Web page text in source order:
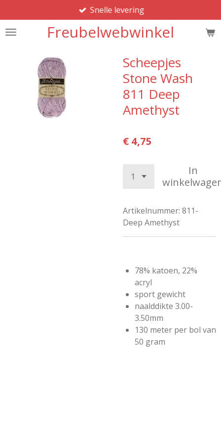
direct
naar
hoofdinhoud
Freubelwebwinkel
Snelle levering
Scheepjes
Stone Wash
811 Deep
Amethyst
€ 4,75
In
Artikelnummer: 811-
Deep Amethyst
78% katoen, 22%
acryl
sport gewicht
naalddikte 3.00-
3.50mm
130 meter per bol van
50 gram